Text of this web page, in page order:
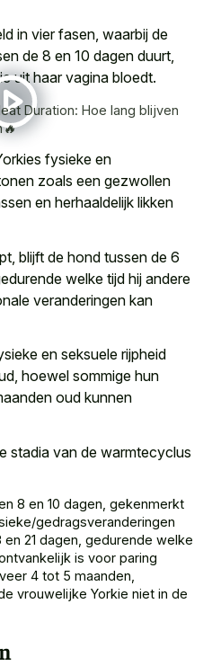
in vier fasen, waarbij de
de 8 en 10 dagen duurt,
uit haar vagina bloedt.
Duration: Hoe lang blijven
fysieke en
zoals een gezwollen
en herhaaldelijk likken
blijft de hond tussen de 6
welke tijd hij andere
veranderingen kan
en seksuele rijpheid
hoewel sommige hun
oud kunnen
stadia van de warmtecyclus
8 en 10 dagen, gekenmerkt
gedragsveranderingen
21 dagen, gedurende welke
is voor paring
4 tot 5 maanden,
vrouwelijke Yorkie niet in de